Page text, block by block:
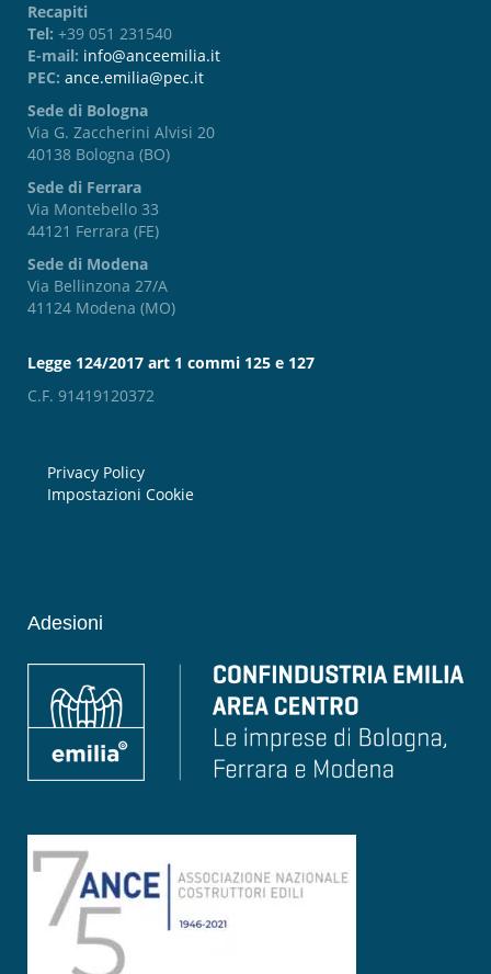
Recapiti
Tel: +39 051 231540
E-mail: info@anceemilia.it
PEC: ance.emilia@pec.it
Sede di Bologna
Via G. Zaccherini Alvisi 20
40138 Bologna (BO)
Sede di Ferrara
Via Montebello 33
44121 Ferrara (FE)
Sede di Modena
Via Bellinzona 27/A
41124 Modena (MO)
Legge 124/2017 art 1 commi 125 e 127
C.F. 91419120372
Privacy Policy
Impostazioni Cookie
Adesioni